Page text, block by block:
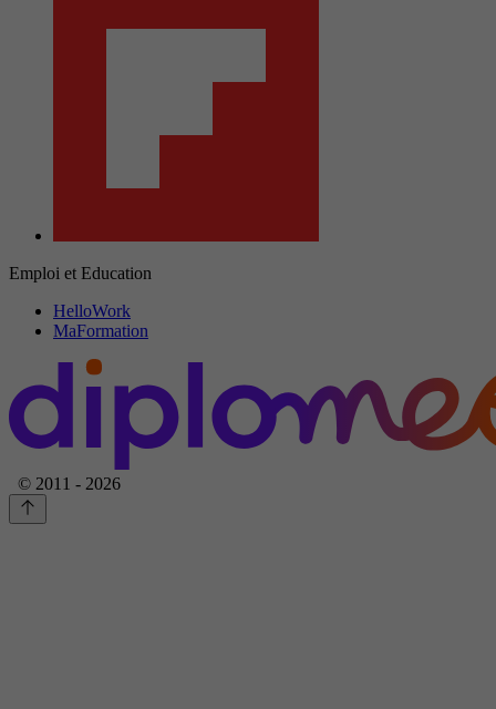
Emploi et Education
HelloWork
MaFormation
© 2011 - 2026